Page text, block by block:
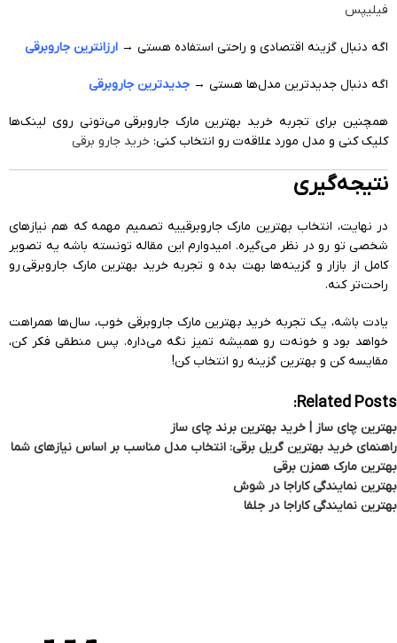
فیلیپس
اگه دنبال گزینه اقتصادی و راحتی استفاده هستی → ارزانترین جاروبرقی
اگه دنبال جدیدترین مدل‌ها هستی → جدیدترین جاروبرقی
همچنین برای تجربه خرید بهترین مارک جاروبرقی می‌تونی روی لینک‌ها
کلیک کنی و مدل مورد علاقه‌ت رو انتخاب کنی: خرید جارو برقی
نتیجه‌گیری
در نهایت، انتخاب بهترین مارک جاروبرقییه تصمیم مهمه که هم نیازهای
شخصی تو رو در نظر می‌گیره. امیدوارم این مقاله تونسته باشه یه تصویر
کامل از بازار و گزینه‌ها بهت بده و تجربه خرید بهترین مارک جاروبرقی رو
راحت‌تر کنه.
یادت باشه، یک تجربه خرید بهترین مارک جاروبرقی خوب، سال‌ها همراهت
خواهد بود و خونه‌ت رو همیشه تمیز نگه می‌داره. پس منطقی فکر کن،
مقایسه کن و بهترین گزینه رو انتخاب کن!
Related Posts:
بهترین چای ساز | خرید بهترین برند چای ساز
راهنمای خرید بهترین گریل برقی: انتخاب مدل مناسب بر اساس نیازهای شما
بهترین مارک همزن برقی
بهترین نمایندگی کاراجا در شوش
بهترین نمایندگی کاراجا در جلفا